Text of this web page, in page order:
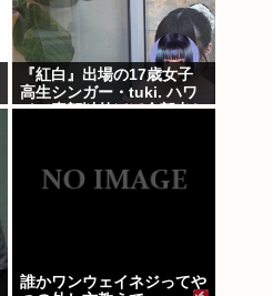
『紅白』出場の17歳女子
高生シンガー・tuki. ハワ
イで素顔以外ほぼ全部出し
誰かワンウェイネジってや